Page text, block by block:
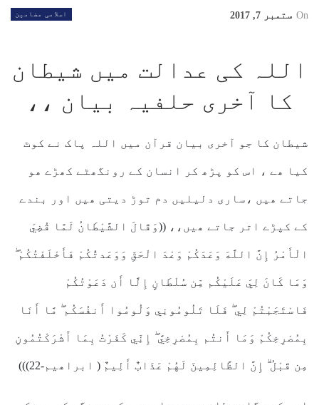
اسلامی مضامین On ستمبر 7, 2017
اللہ کی عدالت میں شیطان
کا آخری حلفیہ بیان ،،
شیطان کا جو آخری بیان قرآن میں اللہ پاک نے کوٹ
کیا ھے ، اس کو پڑھ کر انسان کے رونگھٹے کھڑے ھو
جاتے ھیں ،ساری دلیلیں دم توڑ دیتی ھیں اور بندے
کے کپڑے اتر جاتے ھیں،، ((وَقَالَ الشَّيْطَانُ لَمَّا قُضِيَ
الْأَمْرُ إِنَّ اللَّهَ وَعَدَكُمْ وَعْدَ الْحَقِّ وَوَعَدتُّكُمْ فَأَخْلَفْتُكُمْ ۖ
وَمَا كَانَ لِيَ عَلَيْكُم مِّن سُلْطَانٍ إِلَّا أَن دَعَوْتُكُمْ
فَاسْتَجَبْتُمْ لِي ۖ فَلَا تَلُومُونِي وَلُومُوا أَنفُسَكُم ۖ مَّا أَنَا
بِمُصْرِخِكُمْ وَمَا أَنتُم بِمُصْرِخِيَّ ۖ إِنِّي كَفَرْتُ بِمَا أَشْرَكْتُمُونِ
مِن قَبْلُ ۗ إِنَّ الظَّالِمِينَ لَهُمْ عَذَابٌ أَلِيمٌ ( ابراھیم-22)))